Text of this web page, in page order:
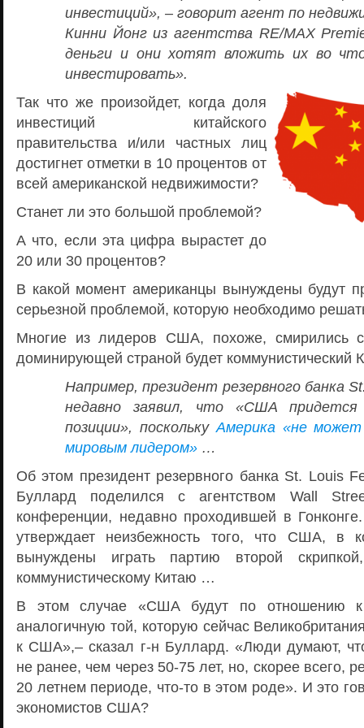
инвестиций», – говорит агент по
Кинни Йонг из агентства RE/MAX
деньги и они хотят вложить их во
инвестировать».
Так что же произойдет, когда доля
инвестиций китайского
правительства и/или частных лиц
достигнет отметки в 10 процентов от
всей американской недвижимости?
Станет ли это большой проблемой?
А что, если эта цифра вырастет до
20 или 30 процентов?
В какой момент американцы вынуждены будут
серьезной проблемой, которую необходимо
Многие из лидеров США, похоже, смирились
доминирующей страной будет коммунистический
Например, президент резервного банка
недавно заявил, что «США придется
позиции», поскольку Америка «не
мировым лидером» …
Об этом президент резервного банка St. Louis
Буллард поделился с агентством Wall
конференции, недавно проходившей в
утверждает неизбежность того, что США, в
вынуждены играть партию второй
коммунистическому Китаю …
В этом случае «США будут по отношению к
аналогичную той, которую сейчас
к США»,– сказал г-н Буллард. «Люди думают,
не ранее, чем через 50-75 лет, но, скорее всего,
20 летнем периоде, что-то в этом роде». И это
экономистов США?